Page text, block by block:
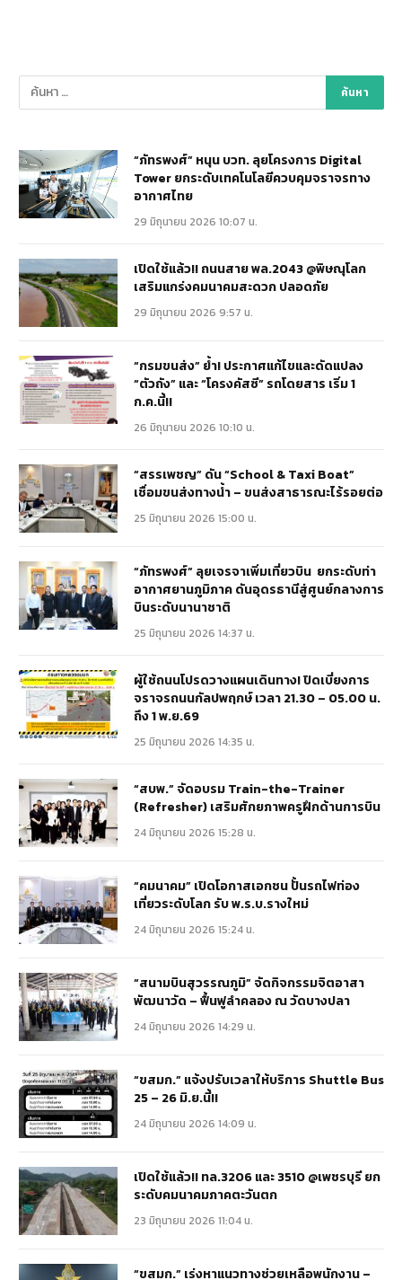
“ภัทรพงศ์” หนุน บวท. ลุยโครงการ Digital
Tower ยกระดับเทคโนโลยีควบคุมจราจรทาง
อากาศไทย
29 มิถุนายน 2026 10:07 น.
เปิดใช้แล้ว!! ถนนสาย พล.2043 @พิษณุโลก
เสริมแกร่งคมนาคมสะดวก ปลอดภัย
29 มิถุนายน 2026 9:57 น.
“กรมขนส่ง” ย้ำ! ประกาศแก้ไขและดัดแปลง
“ตัวถัง” และ “โครงคัสซี” รถโดยสาร เริ่ม 1
ก.ค.นี้!!
26 มิถุนายน 2026 10:10 น.
“สรรเพชญ” ดัน “School & Taxi Boat”
เชื่อมขนส่งทางน้ำ – ขนส่งสาธารณะไร้รอยต่อ
25 มิถุนายน 2026 15:00 น.
“ภัทรพงศ์” ลุยเจรจาเพิ่มเที่ยวบิน ยกระดับท่า
อากาศยานภูมิภาค ดันอุดรธานีสู่ศูนย์กลางการ
บินระดับนานาชาติ
25 มิถุนายน 2026 14:37 น.
ผู้ใช้ถนนโปรดวางแผนเดินทาง! ปิดเบี่ยงการ
จราจรถนนกัลปพฤกษ์ เวลา 21.30 – 05.00 น.
ถึง 1 พ.ย.69
25 มิถุนายน 2026 14:35 น.
“สบพ.” จัดอบรม Train-the-Trainer
(Refresher) เสริมศักยภาพครูฝึกด้านการบิน
24 มิถุนายน 2026 15:28 น.
“คมนาคม” เปิดโอกาสเอกชน ปั้นรถไฟท่อง
เที่ยวระดับโลก รับ พ.ร.บ.รางใหม่
24 มิถุนายน 2026 15:24 น.
“สนามบินสุวรรณภูมิ” จัดกิจกรรมจิตอาสา
พัฒนาวัด – ฟื้นฟูลำคลอง ณ วัดบางปลา
24 มิถุนายน 2026 14:29 น.
“ขสมก.” แจ้งปรับเวลาให้บริการ Shuttle Bus
25 – 26 มิ.ย.นี้!!
24 มิถุนายน 2026 14:09 น.
เปิดใช้แล้ว!! ทล.3206 และ 3510 @เพชรบุรี ยก
ระดับคมนาคมภาคตะวันตก
23 มิถุนายน 2026 11:04 น.
“ขสมก.” เร่งหาแนวทางช่วยเหลือพนักงาน –